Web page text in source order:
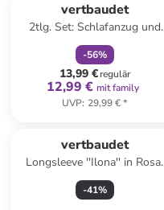
vertbaudet
2tlg. Set: Schlafanzug und
Socken in Weiß/ Bunt
-56%
13,99 €regulär
12,99 € mit family
UVP: 29,99 €*
vertbaudet
Longsleeve ''Ilona'' in Rosa/
Rot
-41%